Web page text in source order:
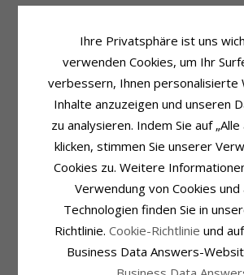
Produktinformation
Weitere Wörter:
Großer
Form: Abstraktem
Anhänger:Diamantanhänger
Karat:14
Metall: Gold- Und Weißgold
Polierter
Stückzahl:
Schliff:
12,2 mm
4,2 mm
Lieferzeit
Passt Zu
Schlange
Ihre Privatsphäre ist uns
verwenden Cookies, um Ihr
verbessern, Ihnen personalisierte
Inhalte anzuzeigen und unseren
zu analysieren. Indem Sie auf
klicken, stimmen Sie unserer
Cookies zu. Weitere
Verwendung von Cookies und
Technologien finden Sie in
Richtlinie. Cookie-Richtlinie und
Business Data Answers-